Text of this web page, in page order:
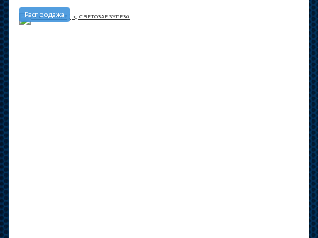
Распродажа